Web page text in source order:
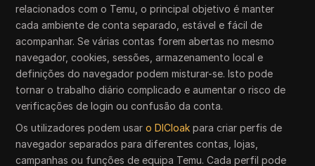
relacionados com o Temu, o principal objetivo é manter
cada ambiente de conta separado, estável e fácil de
acompanhar. Se várias contas forem abertas no mesmo
navegador, cookies, sessões, armazenamento local e
definições do navegador podem misturar-se. Isto pode
tornar o trabalho diário complicado e aumentar o risco de
verificações de login ou confusão da conta.
Os utilizadores podem usaro DICloak para criar perfis de
navegador separados para diferentes contas, lojas,
campanhas ou funções de equipa Temu. Cada perfil pode